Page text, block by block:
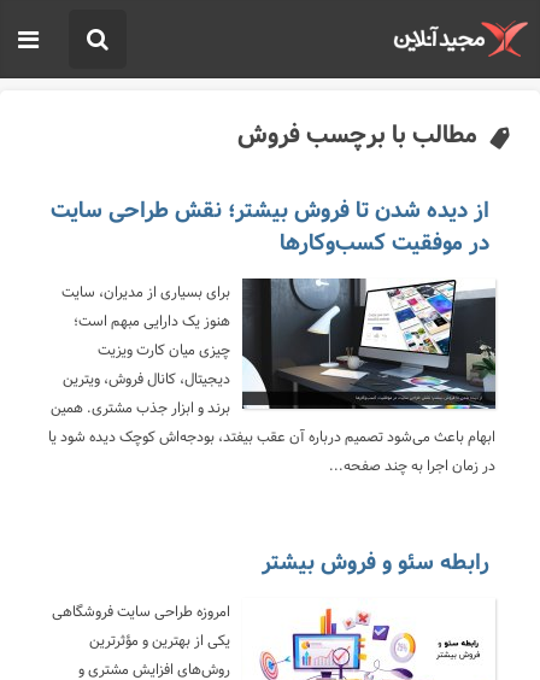
مطالب با برچسب فروش
از دیده شدن تا فروش بیشتر؛ نقش طراحی سایت
در موفقیت کسب‌وکارها
برای بسیاری از مدیران، سایت
هنوز یک دارایی مبهم است؛
چیزی میان کارت ویزیت
دیجیتال، کانال فروش، ویترین
برند و ابزار جذب مشتری. همین
ابهام باعث می‌شود تصمیم درباره آن عقب بیفتد، بودجه‌اش کوچک دیده شود یا
در زمان اجرا به چند صفحه...
رابطه سئو و فروش بیشتر
امروزه طراحی سایت فروشگاهی
یکی از بهترین و مؤثرترین
روش‌های افزایش مشتری و